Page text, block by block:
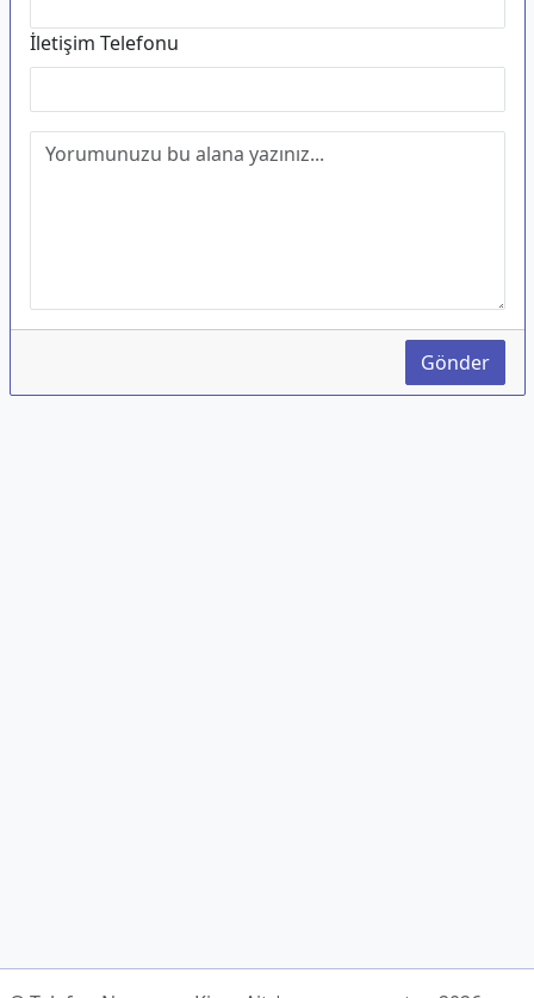
İletişim Telefonu
Gönder